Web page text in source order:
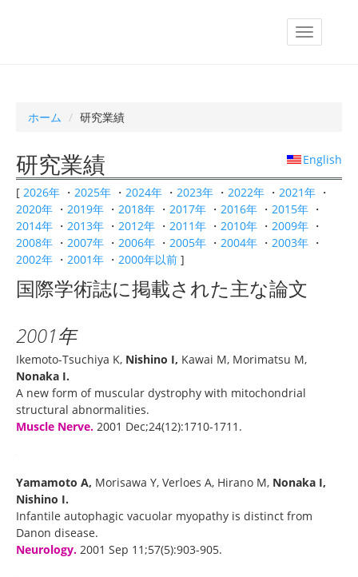
ホーム 研究業績
__English
研究業績
[ 2026年 ・ 2025年 ・ 2024年 ・ 2023年 ・ 2022年 ・ 2021年 ・
2020年 ・ 2019年 ・ 2018年 ・ 2017年 ・ 2016年 ・ 2015年 ・
2014年 ・ 2013年 ・ 2012年 ・ 2011年 ・ 2010年 ・ 2009年 ・
2008年 ・ 2007年 ・ 2006年 ・ 2005年 ・ 2004年 ・ 2003年 ・
2002年 ・ 2001年 ・ 2000年以前 ]
国際学術誌に掲載された主な論文
2001年
Ikemoto-Tsuchiya K, Nishino I, Kawai M, Morimatsu M,
Nonaka I.
A new form of muscular dystrophy with mitochondrial
structural abnormalities.
Muscle Nerve. 2001 Dec;24(12):1710-1711.
Yamamoto A, Morisawa Y, Verloes A, Hirano M, Nonaka I,
Nishino I.
Infantile autophagic vacuolar myopathy is distinct from
Danon disease.
Neurology. 2001 Sep 11;57(5):903-905.